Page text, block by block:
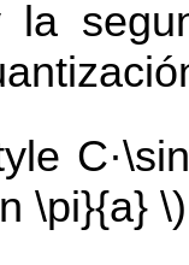
\pi}{a} \)